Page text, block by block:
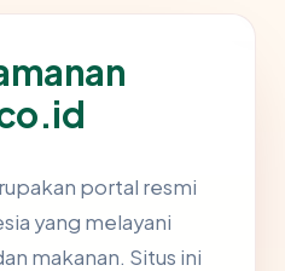
portal resmi
yang melayani
makanan. Situs ini